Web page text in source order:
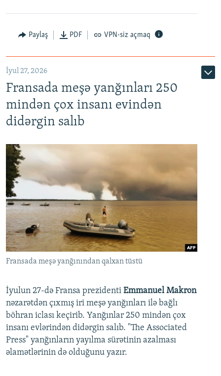
Paylaş PDF VPN-siz açmaq
İyul 27, 2026
Fransada meşə yanğınları 250
mindən çox insanı evindən
didərgin salıb
Fransada meşə yanğınından qalxan tüstü
İyulun 27-də Fransa prezidenti Emmanuel Makron
nəzarətdən çıxmış iri meşə yanğınları ilə bağlı
böhran iclası keçirib. Yanğınlar 250 mindən çox
insanı evlərindən didərgin salıb. "The Associated
Press" yanğınların yayılma sürətinin azalması
əlamətlərinin də olduğunu yazır.